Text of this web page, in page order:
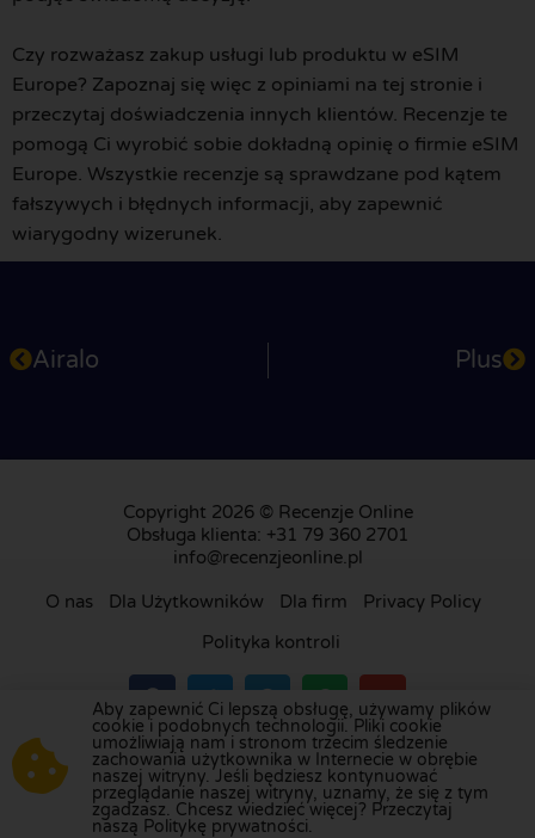
Czy rozważasz zakup usługi lub produktu w eSIM
Europe? Zapoznaj się więc z opiniami na tej stronie i
przeczytaj doświadczenia innych klientów. Recenzje te
pomogą Ci wyrobić sobie dokładną opinię o firmie eSIM
Europe. Wszystkie recenzje są sprawdzane pod kątem
fałszywych i błędnych informacji, aby zapewnić
wiarygodny wizerunek.
Airalo Plus
Copyright 2026 © Recenzje Online
Obsługa klienta: +31 79 360 2701
info@recenzjeonline.pl
O nas Dla Użytkowników Dla firm
Privacy Policy
Polityka kontroli
Odwiedź naszą platformę recenzji wHolandii,
Wielkiej Brytanii,Francji,Niemczech,Belgii,
Hiszpanii,Włoszech, Portugalii,Danii,Finlandii i
Aby zapewnić Ci lepszą obsługę, używamy plików
cookie i podobnych technologii. Pliki cookie
umożliwiają nam i stronom trzecim śledzenie
zachowania użytkownika w Internecie w obrębie
naszej witryny. Jeśli będziesz kontynuować
przeglądanie naszej witryny, uznamy, że się z tym
zgadzasz. Chcesz wiedzieć więcej? Przeczytaj
naszą Politykę prywatności.